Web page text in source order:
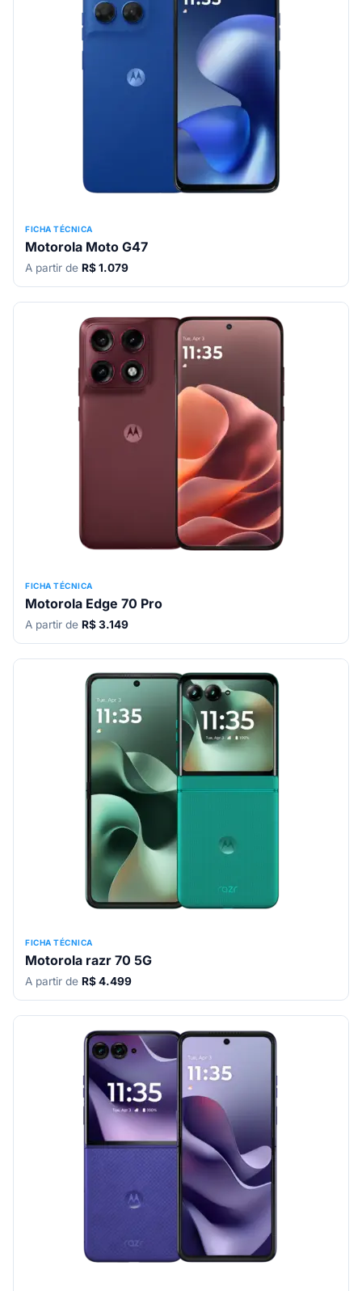
FICHA TÉCNICA
Motorola Moto G47
A partir de R$ 1.079
FICHA TÉCNICA
Motorola Edge 70 Pro
A partir de R$ 3.149
FICHA TÉCNICA
Motorola razr 70 5G
A partir de R$ 4.499